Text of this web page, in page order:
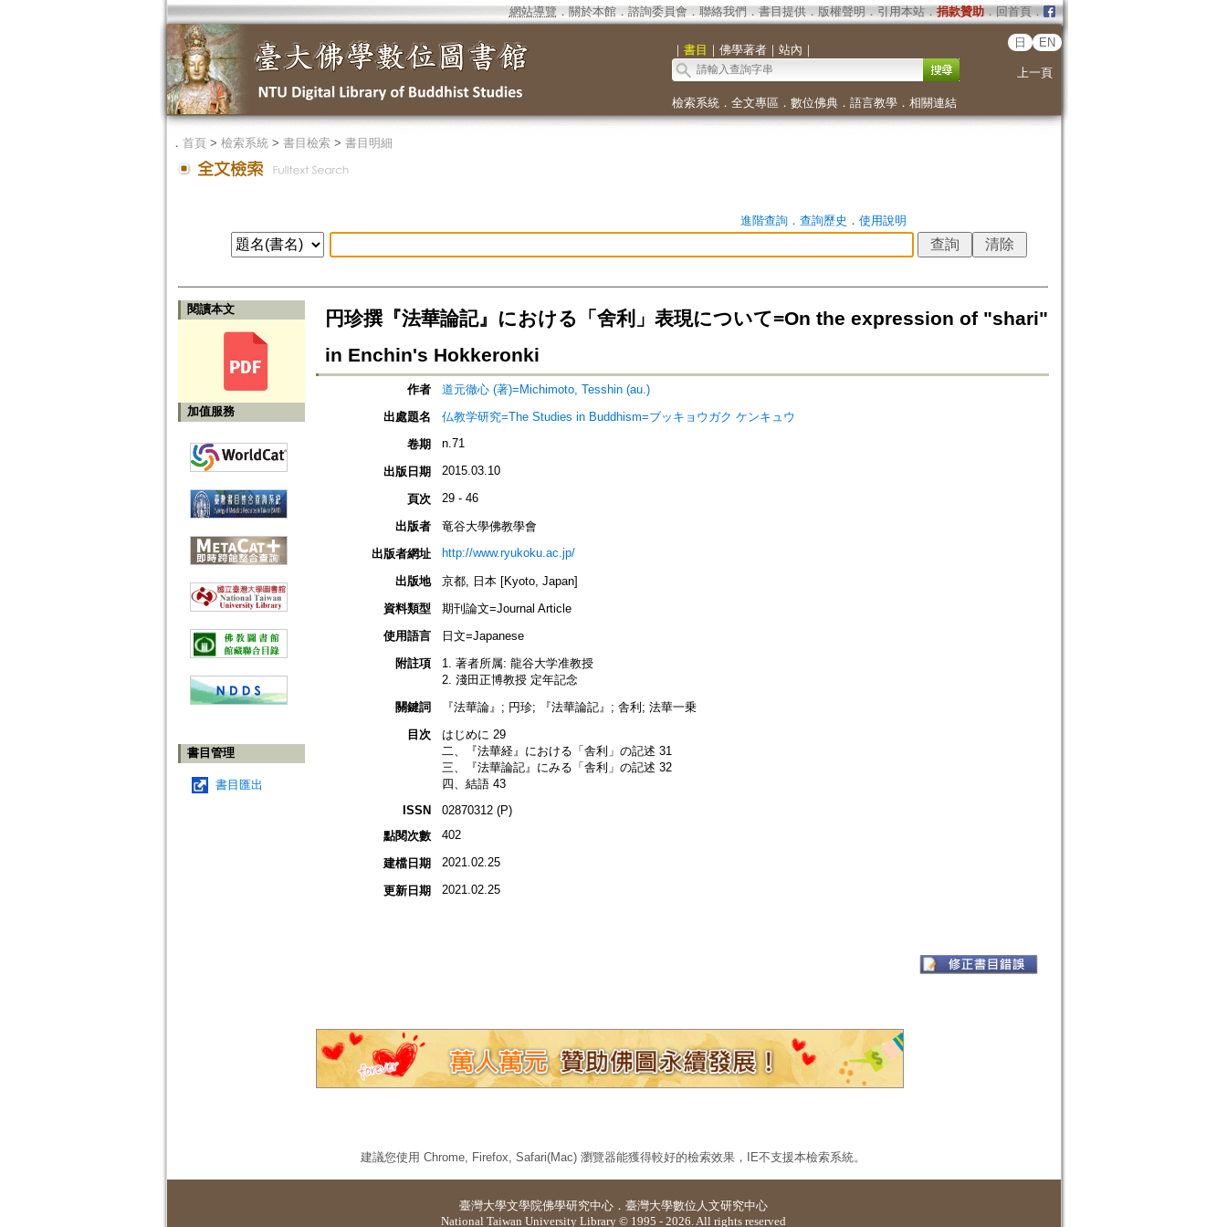
網站導覽 ． 關於本館． 諮詢委員會． 聯絡我們 ． 書目提供． 版權聲明 ． 引用本站． 捐款贊助．回首頁．
｜ 書目 ｜ 佛學著者｜ 站內 ｜
日 EN
上一頁
檢索系統． 全文專區 ． 數位佛典． 語言教學． 相關連結
． 首頁> 檢索系統> 書目檢索> 書目明細
進階查詢． 查詢歷史 ． 使用說明
閱讀本文
加值服務
書目管理
書目匯出
円珍撰『法華論記』における「舍利」表現について=On the expression of "shari"
in Enchin's Hokkeronki
作者
道元徹心 (著)=Michimoto, Tesshin (au.)
出處題名
仏教学研究=The Studies in Buddhism=ブッキョウガク ケンキュウ
卷期
n.71
出版日期 2015.03.10
頁次 29 - 46
出版者
竜谷大學佛教學會
出版者網址
http://www.ryukoku.ac.jp/
出版地
京都, 日本 [Kyoto, Japan]
資料類型
期刊論文=Journal Article
使用語言
日文=Japanese
附註項
1. 著者所属: 龍谷大学准教授
2. 淺田正博教授 定年記念
關鍵詞
『法華論』; 円珍; 『法華論記』; 舎利; 法華一乗
目次
はじめに 29
二、『法華経』における「舎利」の記述 31
三、『法華論記』にみる「舎利」の記述 32
四、結語 43
ISSN
02870312 (P)
點閱次數
402
建檔日期 2021.02.25
更新日期 2021.02.25
建議您使用 Chrome, Firefox, Safari(Mac) 瀏覽器能獲得較好的檢索效果，IE不支援本檢索系統。
臺灣大學文學院佛學研究中心 ． 臺灣大學數位人文研究中心
National Taiwan University Library © 1995 - 2026. All rights reserved